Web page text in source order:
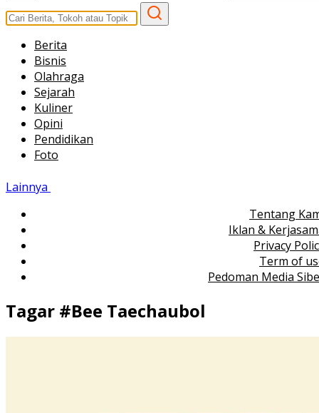
Berita
Bisnis
Olahraga
Sejarah
Kuliner
Opini
Pendidikan
Foto
Lainnya
Tentang
Iklan &
Privacy
Term of
Pedoman Media
Tagar #Bee Taechaubol